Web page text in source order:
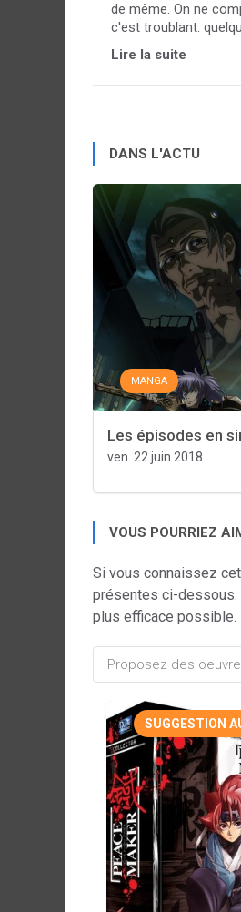
de même. On ne
c'est troublant.
Lire la suite
DANS L'ACTU
MANGA
Les épisodes en
ven. 22 juin 2018
VOUS POURRIEZ
Si vous connaissez
présentes ci-
plus efficace possible.
SUGGESTION